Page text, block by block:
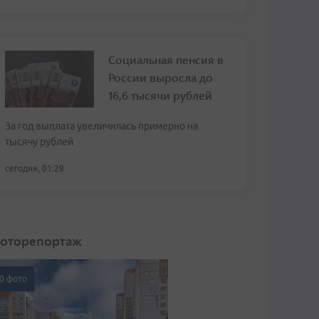
Социальная пенсия в
России выросла до
16,6 тысячи рублей
За год выплата увеличилась примерно на
тысячу рублей
сегодня, 01:28
фото